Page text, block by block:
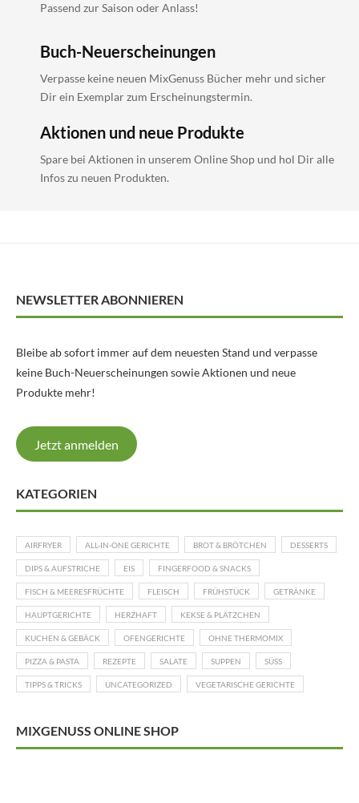
Passend zur Saison oder Anlass!
Buch-Neuerscheinungen
Verpasse keine neuen MixGenuss Bücher mehr und sicher
Dir ein Exemplar zum Erscheinungstermin.
Aktionen und neue Produkte
Spare bei Aktionen in unserem Online Shop und hol Dir alle
Infos zu neuen Produkten.
NEWSLETTER ABONNIEREN
Bleibe ab sofort immer auf dem neuesten Stand und verpasse
keine Buch-Neuerscheinungen sowie Aktionen und neue
Produkte mehr!
Jetzt anmelden
KATEGORIEN
AIRFRYER ALL-IN-ONE GERICHTE BROT & BRÖTCHEN DESSERTS
DIPS & AUFSTRICHE EIS FINGERFOOD & SNACKS
FISCH & MEERESFRÜCHTE FLEISCH FRÜHSTÜCK GETRÄNKE
HAUPTGERICHTE HERZHAFT KEKSE & PLÄTZCHEN
KUCHEN & GEBÄCK OFENGERICHTE OHNE THERMOMIX
PIZZA & PASTA REZEPTE SALATE SUPPEN SÜSS
TIPPS & TRICKS UNCATEGORIZED VEGETARISCHE GERICHTE
MIXGENUSS ONLINE SHOP